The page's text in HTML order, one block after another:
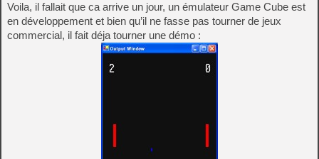
Voila, il fallait que ca arrive un jour, un émulateur Game Cube est
en développement et bien qu’il ne fasse pas tourner de jeux
commercial, il fait déja tourner une démo :